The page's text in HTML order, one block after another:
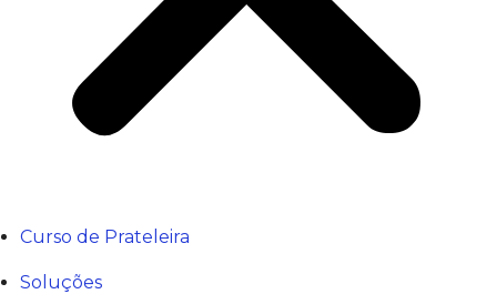
Curso de Prateleira
Soluções